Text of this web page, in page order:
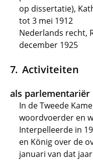
op dissertatie),
tot 3 mei 1912
Nederlands recht,
december 1925
Activiteiten
als parlementariër
In de Tweede
woordvoerder en
Interpelleerde in
en König over de
januari van dat jaar